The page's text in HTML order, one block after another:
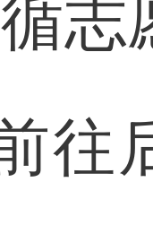
愿
往